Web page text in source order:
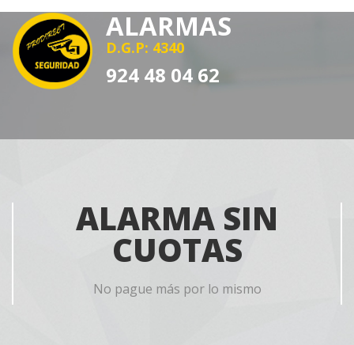
ALARMAS
D.G.P: 4340
924 48 04 62
ALARMA SIN
CUOTAS
No pague más por lo mismo